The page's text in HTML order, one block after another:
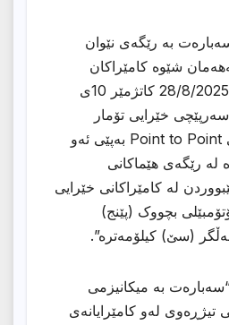
بە رێگەی نێوان
شێوە کامێراکان
دانراون لە رێکەوتی 28/8/2025 کاتژمێر 10ی
خێرایی تۆمار
دەکەن بە سیستەمی Point to Point بەپێی ئەو
لە رێگەی هێماکانی
لە کامێراکانی خێرایی
بچووک (پێنج)
(سێ) کیلۆمەترە”.
بە میکانیزمی
تیژڕەوی لەو کامێرایانەی